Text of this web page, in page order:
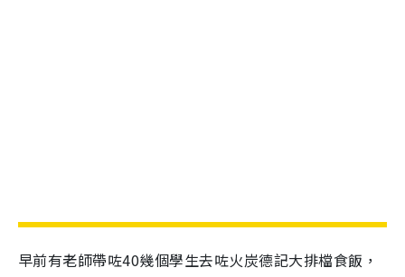
早前有老師帶咗40幾個學生去咗火炭德記大排檔食飯，